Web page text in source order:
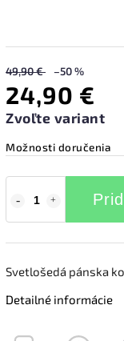
49,90 € –50 %
24,90 €
Zvoľte variant
Možnosti doručenia
Svetlošedá pánska
Detailné informácie